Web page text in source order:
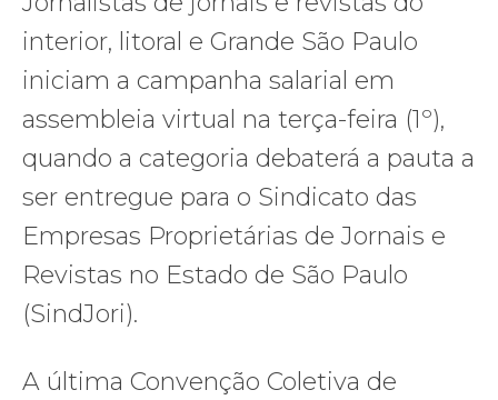
interior, litoral e Grande São Paulo
iniciam a campanha salarial em
assembleia virtual na terça-feira (1º),
quando a categoria debaterá a pauta a
ser entregue para o Sindicato das
Empresas Proprietárias de Jornais e
Revistas no Estado de São Paulo
(SindJori).
A última Convenção Coletiva de